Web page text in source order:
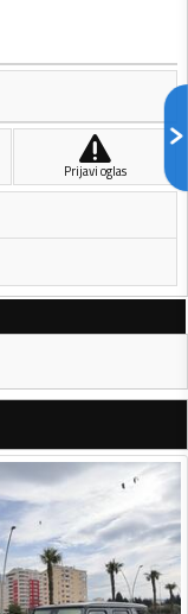
Prijavi oglas